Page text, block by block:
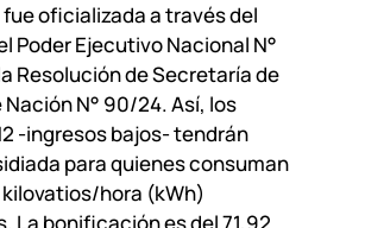
fue oficializada a través del
Poder Ejecutivo Nacional N°
Resolución de Secretaría de
Nación N° 90/24. Así, los
-ingresos bajos- tendrán
para quienes consuman
hora (kWh)